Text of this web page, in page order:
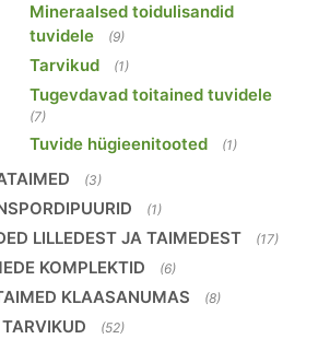
Mineraalsed toidulisandid
tuvidele
(9)
Tarvikud (1)
Tugevdavad toitained tuvidele
(7)
Tuvide hügieenitooted (1)
(3)
(1)
LILLEDEST JA TAIMEDEST (17)
KOMPLEKTID (6)
KLAASANUMAS (8)
(52)